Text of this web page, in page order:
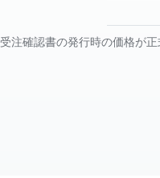
確認書の発行時の価格が正